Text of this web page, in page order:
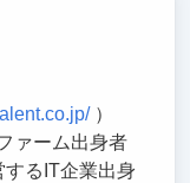
）
ァーム出身者
るIT企業出身